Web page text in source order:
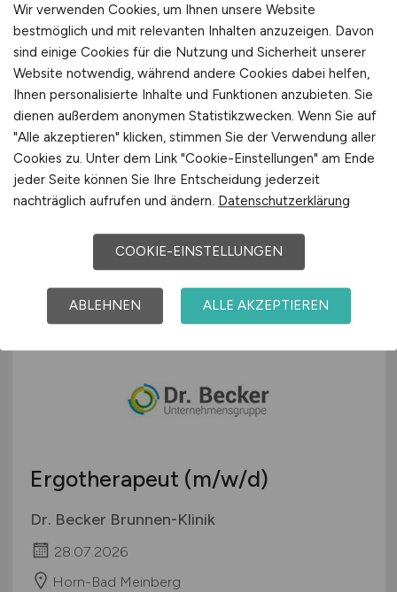
Mitarbeiter(m/w/d)
Lungenfunktion in der Karl-
Hansen-Klinik
Medizinisches Zentrum für Gesundheit Bad
Lippspringe GmbH
28.07.2026
Bad Lippspringe
Ergotherapeut (m/w/d)
Dr. Becker Brunnen-Klinik
28.07.2026
Horn-Bad Meinberg
Wir verwenden Cookies, um Ihnen unsere Website
bestmöglich und mit relevanten Inhalten anzuzeigen. Davon
sind einige Cookies für die Nutzung und Sicherheit unserer
Website notwendig, während andere Cookies dabei helfen,
Ihnen personalisierte Inhalte und Funktionen anzubieten. Sie
dienen außerdem anonymen Statistikzwecken. Wenn Sie auf
"Alle akzeptieren" klicken, stimmen Sie der Verwendung aller
Cookies zu. Unter dem Link "Cookie-Einstellungen" am Ende
jeder Seite können Sie Ihre Entscheidung jederzeit
nachträglich aufrufen und ändern. Datenschutzerklärung
COOKIE-EINSTELLUNGEN
ABLEHNEN ALLE AKZEPTIEREN